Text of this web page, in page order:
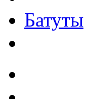
Батуты